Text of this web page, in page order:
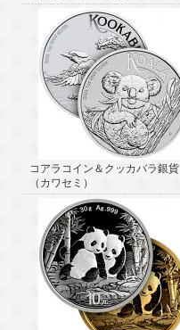
コアラコイン＆クッカバラ銀貨
（カワセミ）